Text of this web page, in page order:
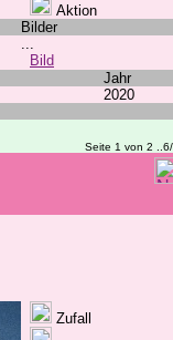
Aktion
Bilder
...
Bild
Jahr
2020
Seite 1 von 2
Zufall